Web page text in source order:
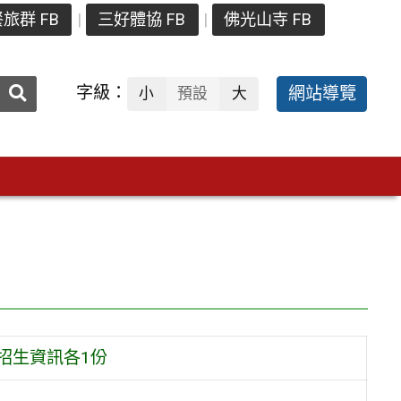
旅群 FB 三好體協 FB 佛光山寺 FB
送出 字級： 小 預設 大 網站導覽
生資訊各1份